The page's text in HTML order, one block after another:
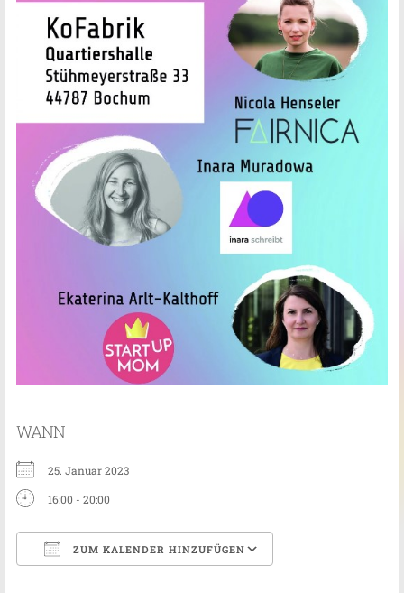
WANN
25. Januar 2023
16:00 - 20:00
ZUM KALENDER HINZUFÜGEN